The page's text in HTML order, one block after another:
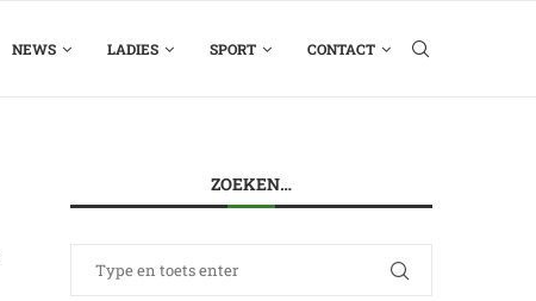
NEWS LADIES SPORT CONTACT
ZOEKEN…